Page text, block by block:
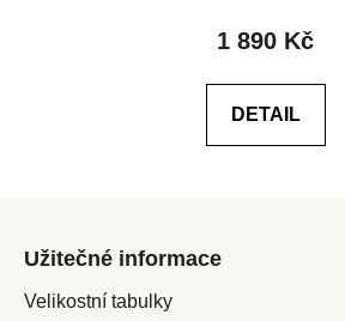
produktu
z
1 890 Kč
DETAIL
Užitečné informace
Velikostní tabulky